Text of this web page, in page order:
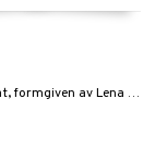
Serien Carat, formgiven av Lena Bergström, är inspirerad av hennes fascination av ädelstenar och juveler.